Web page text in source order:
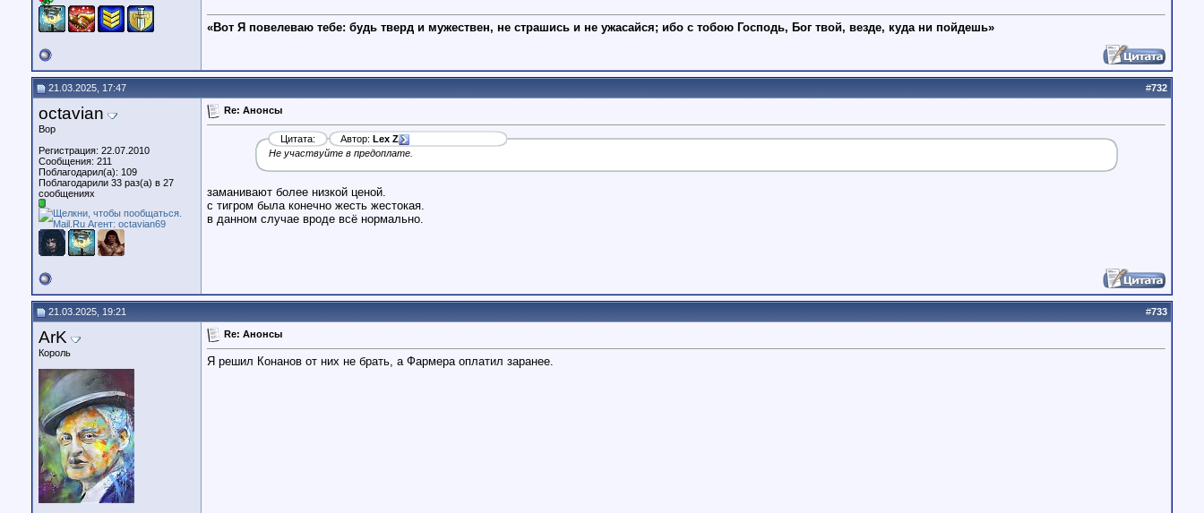
«Вот Я повелеваю тебе: будь тверд и мужествен, не страшись и не ужасайся; ибо с тобою Господь, Бог твой, везде, куда ни пойдешь»
21.03.2025, 17:47 #732
octavian
Вор
Регистрация: 22.07.2010
Сообщения: 211
Поблагодарил(а): 109
Поблагодарили 33 раз(а) в 27
сообщениях
Re: Анонсы
Цитата: Автор: Lex Z
Не участвуйте в предоплате.
заманивают более низкой ценой.
с тигром была конечно жесть жестокая.
в данном случае вроде всё нормально.
21.03.2025, 19:21 #733
ArK
Король
Re: Анонсы
Я решил Конанов от них не брать, а Фармера оплатил заранее.